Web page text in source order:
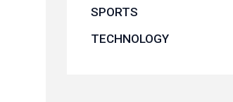
SPORTS
TECHNOLOGY